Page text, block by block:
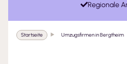
Regionale
Startseite Umzugsfirmen in Bergtheim